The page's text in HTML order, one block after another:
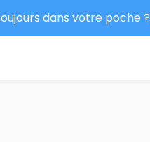
dans votre poche ?